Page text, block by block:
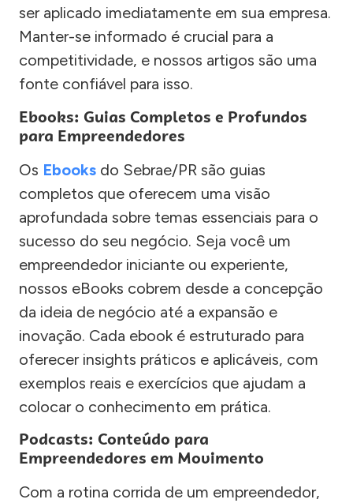
ser aplicado imediatamente em sua empresa.
Manter-se informado é crucial para a
competitividade, e nossos artigos são uma
fonte confiável para isso.
Ebooks: Guias Completos e Profundos
para Empreendedores
Os Ebooks do Sebrae/PR são guias
completos que oferecem uma visão
aprofundada sobre temas essenciais para o
sucesso do seu negócio. Seja você um
empreendedor iniciante ou experiente,
nossos eBooks cobrem desde a concepção
da ideia de negócio até a expansão e
inovação. Cada ebook é estruturado para
oferecer insights práticos e aplicáveis, com
exemplos reais e exercícios que ajudam a
colocar o conhecimento em prática.
Podcasts: Conteúdo para
Empreendedores em Movimento
Com a rotina corrida de um empreendedor,